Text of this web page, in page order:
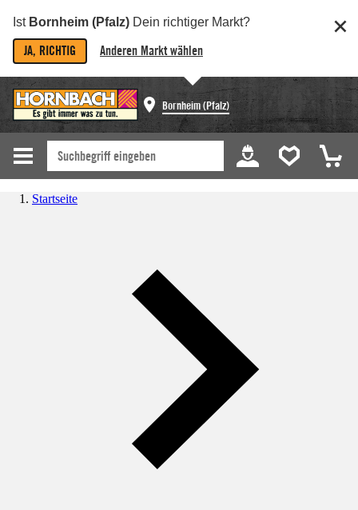
Ist Bornheim (Pfalz) Dein richtiger Markt?
JA, RICHTIG Anderen Markt wählen
Bornheim (Pfalz)
Startseite